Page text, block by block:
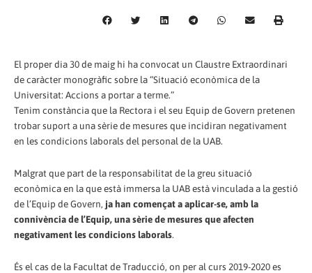
El proper dia 30 de maig hi ha convocat un Claustre Extraordinari
de caràcter monogràfic sobre la “Situació econòmica de la
Universitat: Accions a portar a terme.”
Tenim constància que la Rectora i el seu Equip de Govern pretenen
trobar suport a una sèrie de mesures que incidiran negativament
en les condicions laborals del personal de la UAB.
Malgrat que part de la responsabilitat de la greu situació
econòmica en la que està immersa la UAB està vinculada a la gestió
de l’Equip de Govern, ja han començat a aplicar-se, amb la
connivència de l’Equip, una sèrie de mesures que afecten
negativament les condicions laborals.
És el cas de la Facultat de Traducció, on per al curs 2019-2020 es